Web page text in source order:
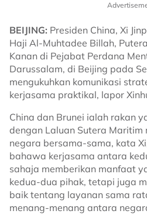
BEIJING: Presiden China, Xi
Haji Al-Muhtadee Billah,
Kanan di Pejabat Perdana
Darussalam, di Beijing pada
mengukuhkan komunikasi
kerjasama praktikal, lapor
China dan Brunei ialah rakan
dengan Laluan Sutera
negara bersama-sama, kata
bahawa kerjasama antara
sahaja memberikan manfaat
kedua-dua pihak, tetapi juga
baik tentang layanan sama
menang-menang antara